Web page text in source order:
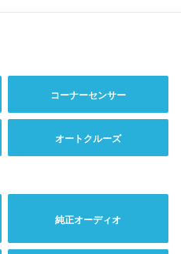
コーナーセンサー
オートクルーズ
純正オーディオ